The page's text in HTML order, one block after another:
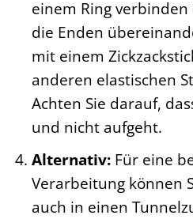
einem Ring
die Enden
mit einem
anderen elastischen
Achten Sie darauf,
und nicht aufgeht.
Alternativ:Für eine
Verarbeitung können
auch in einen